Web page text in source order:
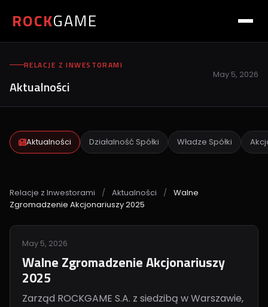
ROCKGAME
RELACJE Z INWESTORAMI
Aktualności
May 5, 2026
Aktualności Działalność Spółki Władze Spółki
Relacje z Inwestorami / Aktualności / Walne
Zgromadzenie Akcjonariuszy 2025
May 5, 2026
Walne Zgromadzenie Akcjonariuszy
2025
Zarząd ROCKGAME S.A. z siedzibą w Warszawie,